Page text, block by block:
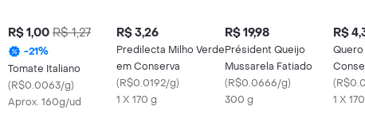
R$ 1,00 R$ 1,27
-21%
Tomate Italiano
(R$0.0063/g)
Aprox. 160g/ud
R$ 3,26
Predilecta Milho Verde
em Conserva
(R$0.0192/g)
1 X 170 g
R$ 19,98
Président Queijo
Mussarela Fatiado
(R$0.0666/g)
300 g
R$
(
1 X